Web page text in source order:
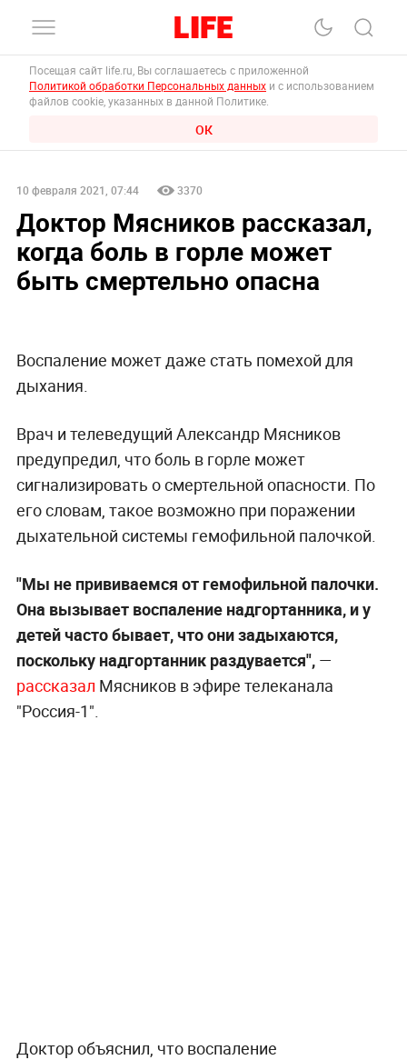
Посещая сайт life.ru, Вы соглашаетесь с приложенной
Политикой обработки Персональных данных и с использованием
файлов cookie, указанных в данной Политике.
ОК
10 февраля 2021, 07:44 3370
Доктор Мясников рассказал,
когда боль в горле может
быть смертельно опасна
Воспаление может даже стать помехой для
дыхания.
Врач и телеведущий Александр Мясников
предупредил, что боль в горле может
сигнализировать о смертельной опасности. По
его словам, такое возможно при поражении
дыхательной системы гемофильной палочкой.
"Мы не прививаемся от гемофильной палочки.
Она вызывает воспаление надгортанника, и у
детей часто бывает, что они задыхаются,
поскольку надгортанник раздувается",—
рассказал Мясников в эфире телеканала
"Россия-1".
Доктор объяснил, что воспаление